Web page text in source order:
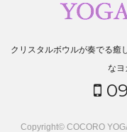
クリスタルボウルが奏でる癒
なヨ
Copyright© COCORO